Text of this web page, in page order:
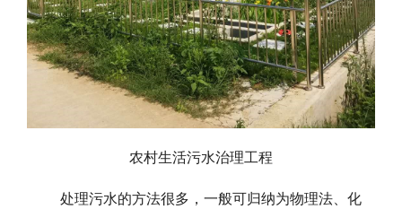
农村生活污水治理工程
处理污水的方法很多，一般可归纳为物理法、化